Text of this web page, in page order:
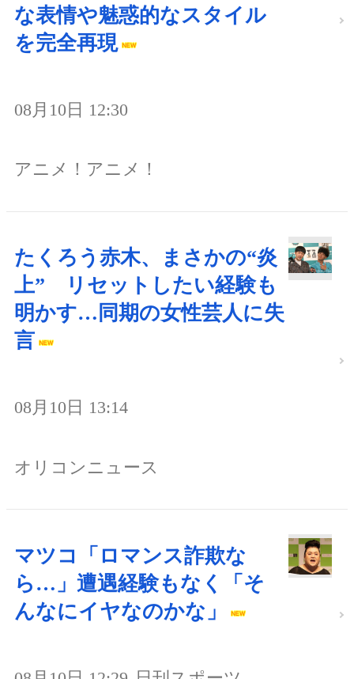
な表情や魅惑的なスタイル
を完全再現
08月10日 12:30
アニメ！アニメ！
たくろう赤木、まさかの“炎
上” リセットしたい経験も
明かす…同期の女性芸人に失
言
08月10日 13:14
オリコンニュース
マツコ「ロマンス詐欺な
ら…」遭遇経験もなく「そ
んなにイヤなのかな」